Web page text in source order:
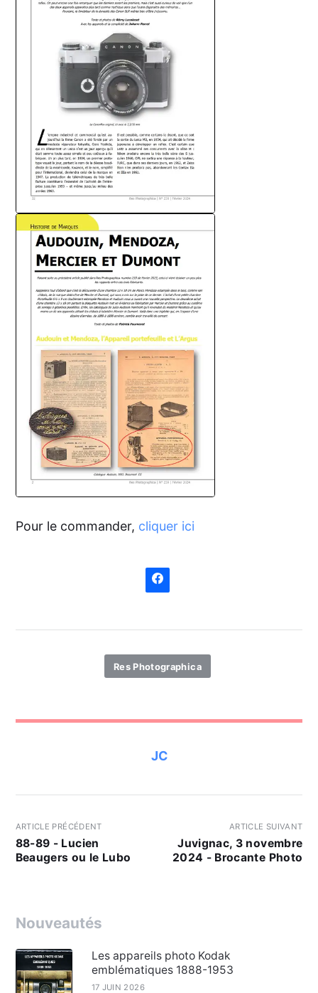
Pour le commander, cliquer ici
Res Photographica
JC
ARTICLE PRÉCÉDENT
88-89 - Lucien
Beaugers ou le Lubo
ARTICLE SUIVANT
Juvignac, 3 novembre
2024 - Brocante Photo
Nouveautés
Les appareils photo Kodak
emblématiques 1888-1953
17 JUIN 2026